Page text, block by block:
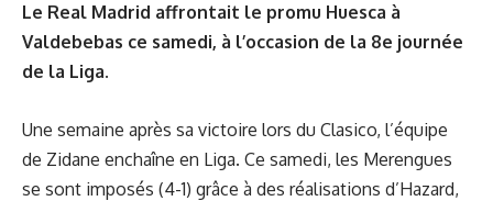
Le Real Madrid affrontait le promu Huesca à
Valdebebas ce samedi, à l’occasion de la 8e journée
de la Liga.
Une semaine après sa victoire lors du Clasico, l’équipe
de Zidane enchaîne en Liga. Ce samedi, les Merengues
se sont imposés (4-1) grâce à des réalisations d’Hazard,